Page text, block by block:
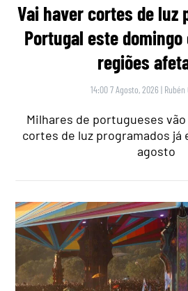
Vai haver cortes de luz
Portugal este
regiões
14:00 7 Agosto, 2026 |
Milhares de portugueses
cortes de luz programados já
agosto